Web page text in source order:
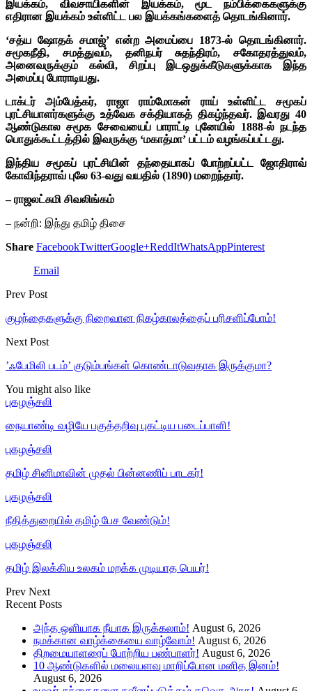
இயக்கம், விவசாயிகளின் இயக்கம், மூட நம்பிக்கைகளுக்கு
எதிரான இயக்கம் உள்ளிட்ட பல இயக்கங்களைத் தொடங்கினார்.
‘சத்ய ஷோதக் சமாஜ்’ என்ற அமைப்பை 1873-ல் தொடங்கினார்.
சமூகநீதி, சமத்துவம், தனிநபர் சுதந்திரம், சகோதரத்துவம்,
அனைவருக்கும் கல்வி, சிறப்பு இடஒதுக்கீடுகளுக்காக இந்த
அமைப்பு போராடியது.
டாக்டர் அம்பேத்கர், ராஜா ராம்மோகன் ராய் உள்ளிட்ட சமூகப்
புரட்சியாளர்களுக்கு உத்வேக சக்தியாகத் திகழ்ந்தவர். இவரது 40
ஆண்டுகால சமூக சேவையைப் பாராட்டி புனேயில் 1888-ல் நடந்த
பொதுக்கூட்டத்தில் இவருக்கு ‘மகாத்மா’ பட்டம் வழங்கப்பட்டது.
இந்திய சமூகப் புரட்சியின் தந்தையாகப் போற்றப்பட்ட ஜோதிராவ்
கோவிந்தராவ் புலே 63-வது வயதில் (1890) மறைந்தார்.
– ராஜலட்சுமி சிவலிங்கம்
– நன்றி: இந்து தமிழ் திசை
Share FacebookTwitterGoogle+ReddItWhatsAppPinterest
Email
Prev Post
குழந்தைகளுக்கு நிறைவான நிகழ்காலத்தைப் பரிசளிப்போம்!
Next Post
’ஃபேமிலி படம்’ குடும்பங்கள் கொண்டாடுவதாக இருக்குமா?
You might also like
புகழஞ்சலி
நையாண்டி வழியே பகுத்தறிவு புகட்டிய படைப்பாளி!
புகழஞ்சலி
தமிழ் சினிமாவின் முதல் பின்னணிப் பாடகர்!
புகழஞ்சலி
நீதித்துறையில் தமிழ் பேச வேண்டும்!
புகழஞ்சலி
தமிழ் இலக்கிய உலகம் மறக்க முடியாத பெயர்!
Prev Next
Recent Posts
அந்த ஒளியாக நீயாக இருக்கலாம்! August 6, 2026
நமக்கான வாழ்க்கையை வாழ்வோம்! August 6, 2026
திறமையாளரைப் போற்றிய பண்பாளர்! August 6, 2026
10 ஆண்டுகளில் மலையளவு மாறிப்போன மனித இனம்!
August 6, 2026